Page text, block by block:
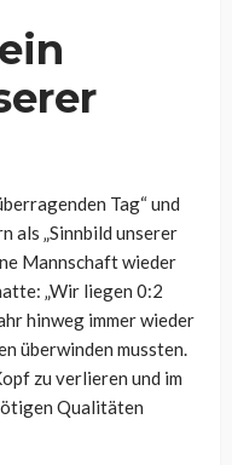
Tag“ und
als „Sinnbild unserer
Mannschaft wieder
„Wir liegen 0:2
hinweg immer wieder
überwinden mussten.
zu verlieren und im
Qualitäten